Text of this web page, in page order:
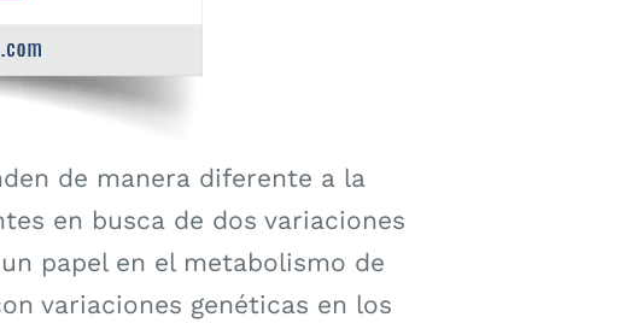
de manera diferente a la
en busca de dos variaciones
papel en el metabolismo de
variaciones genéticas en los